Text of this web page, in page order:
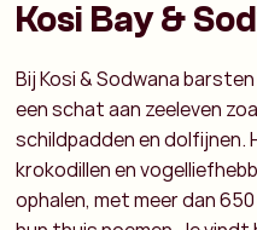
Kosi Bay &
Bij Kosi & Sodwana
een schat aan zeeleven
schildpadden en dolfijnen.
krokodillen en
ophalen, met meer dan